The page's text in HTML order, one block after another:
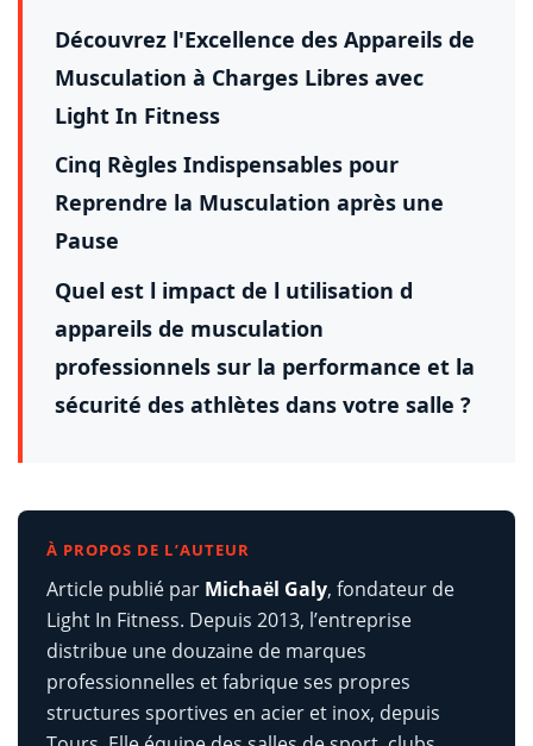
Découvrez l'Excellence des Appareils de
Musculation à Charges Libres avec
Light In Fitness
Cinq Règles Indispensables pour
Reprendre la Musculation après une
Pause
Quel est l impact de l utilisation d
appareils de musculation
professionnels sur la performance et la
sécurité des athlètes dans votre salle ?
À PROPOS DE L’AUTEUR
Article publié par Michaël Galy, fondateur de
Light In Fitness. Depuis 2013, l’entreprise
distribue une douzaine de marques
professionnelles et fabrique ses propres
structures sportives en acier et inox, depuis